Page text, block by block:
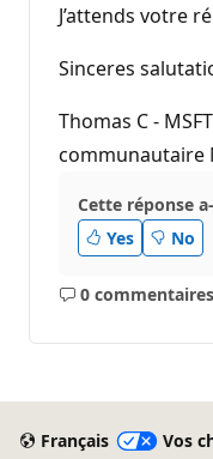
J’attends votre
Sinceres
Thomas C -
communautaire
Cette réponse
Yes
No
0 commentaires
Aucun
Français
Vos